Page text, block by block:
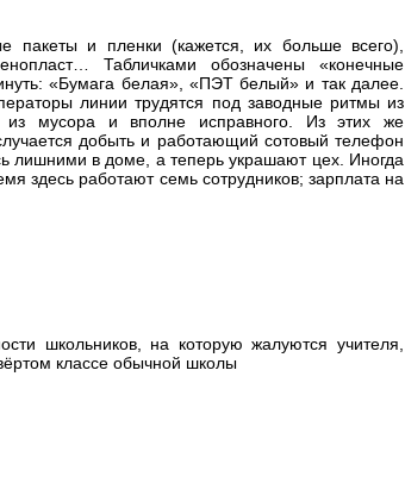
пакеты и пленки (кажется, их больше всего),
Табличками обозначены «конечные
«Бумага белая», «ПЭТ белый» и так далее.
линии трудятся под заводные ритмы из
из мусора и вполне исправного. Из этих же
добыть и работающий сотовый телефон
лишними в доме, а теперь украшают цех. Иногда
здесь работают семь сотрудников; зарплата на
школьников, на которую жалуются учителя,
классе обычной школы